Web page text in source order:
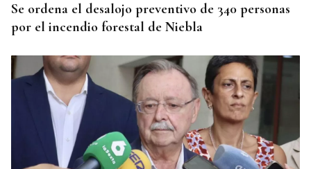
Se ordena el desalojo preventivo de 340 personas
por el incendio forestal de Niebla